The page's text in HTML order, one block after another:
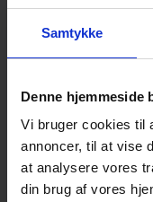
Samtykke
Denne hjemmeside
Vi bruger cookies til
annoncer, til at vise
at analysere vores
din brug af vores
BROCHURES
MANUALS